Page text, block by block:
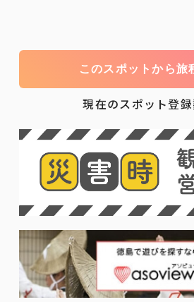
このスポットから旅
現在のスポット登